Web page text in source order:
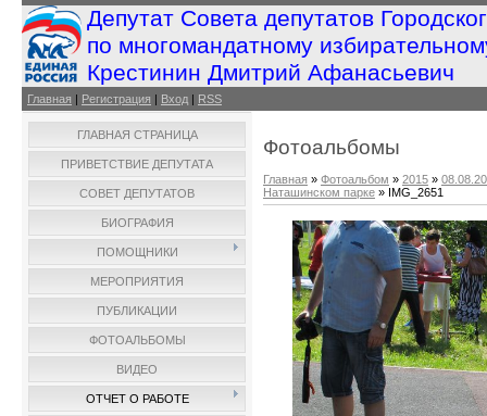
Депутат Совета депутатов
по многомандатному
Крестинин Дмитрий Афанасьевич
Главная | Регистрация | Вход | RSS
ГЛАВНАЯ СТРАНИЦА
ПРИВЕТСТВИЕ ДЕПУТАТА
СОВЕТ ДЕПУТАТОВ
БИОГРАФИЯ
ПОМОЩНИКИ
МЕРОПРИЯТИЯ
ПУБЛИКАЦИИ
ФОТОАЛЬБОМЫ
ВИДЕО
ОТЧЕТ О РАБОТЕ
Фотоальбомы
Главная » Фотоальбом » 2015 »
Наташинском парке » IMG_2651